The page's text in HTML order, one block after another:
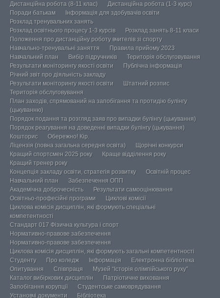
Дистанційна робота (8-11 клас)
Дистанційна робота (1-3 курс)
Поради батькам
Інформація для здобувачів освіти
Розклад тренувальних занять
Розклад освітнього процесу 1-3 курсів
Розклад занять 8-11 класи
Положення про дистанційну роботу вчителів зі спорту
Навчально-тренувальні заняття
Правила прийому 2023
Навчальний план
Вибір підручників
Територія обслуговування
Результати моніторингу якості освіти
Публічна інформація
Річний звіт про діяльність закладу
Результати моніторингу якості освіти
Штатний розпис
Територія обслуговування
План заходів, спрямований на запобігання та протидію булінгу
(цькуванню)
Порядок подання та розгляд заяв про випадки булінгу (цькування)
Порядок реагування на доведенні випадки булінгу (цькування)
Кошторис
Обережно! Кір.
Ліцензія (повна загальна середня освіта)
Щорічні конкурси
Кращий спортсмен 2025 року
Краще відділення року
Кращий тренер року
Концепція закладу освіти, стратегія розвитку
Освітній процес
Навчальний план
Забезпечення ОПП
Академічна доброчесність
Результати самооцінювання
Освітньо-професійні програми
Циклові комісії
Циклова комісія дисциплін, які формують спеціальні
компетентності
Стандарт 017 Фізична культура і спорт
Нормативно-правове забезпечення
Нормативно-правове забезпечення
Циклова комісія дисциплін, які формують загальні компетентності
Студенту
Про коледж Інформація
Електронна бібліотека
Опитування
Співпраця
Музей “Історія олімпійського руху”
Каталог вибіркових дисциплін
Патріотичне виховання
Запобігання корупції
Студентське самоврядування
Установчі документи
Бібліотека